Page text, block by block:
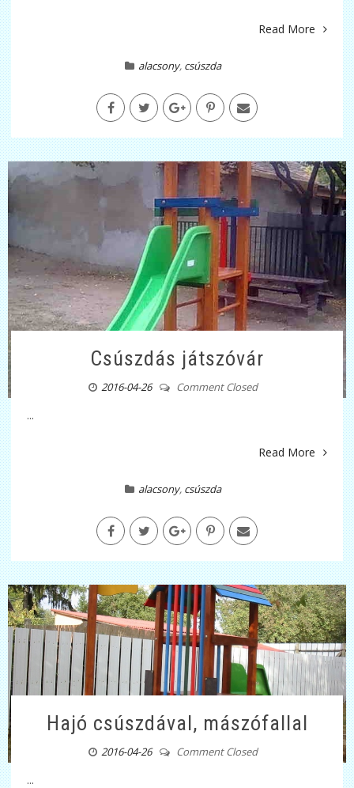
Read More
alacsony, csúszda
Csúszdás játszóvár
2016-04-26 Comment Closed
...
Read More
alacsony, csúszda
Hajó csúszdával, mászófallal
2016-04-26 Comment Closed
...